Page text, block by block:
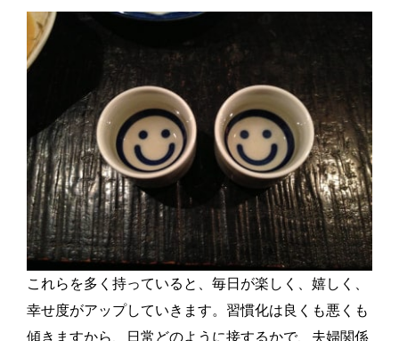
これらを多く持っていると、毎日が楽しく、嬉しく、
幸せ度がアップしていきます。習慣化は良くも悪くも
傾きますから、日常どのように接するかで、夫婦関係